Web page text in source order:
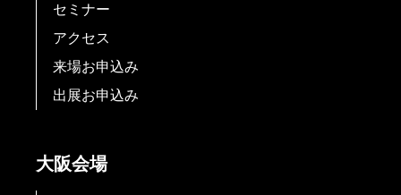
セミナー
アクセス
来場お申込み
出展お申込み
大阪会場